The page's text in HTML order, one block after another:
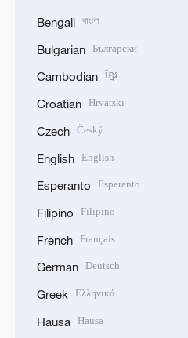
Bengali বাংলা
Bulgarian Български
Cambodian ខ្មែរ
Croatian Hrvatski
Czech Český
English English
Esperanto Esperanto
Filipino Filipino
French Français
German Deutsch
Greek Ελληνικά
Hausa Hausa